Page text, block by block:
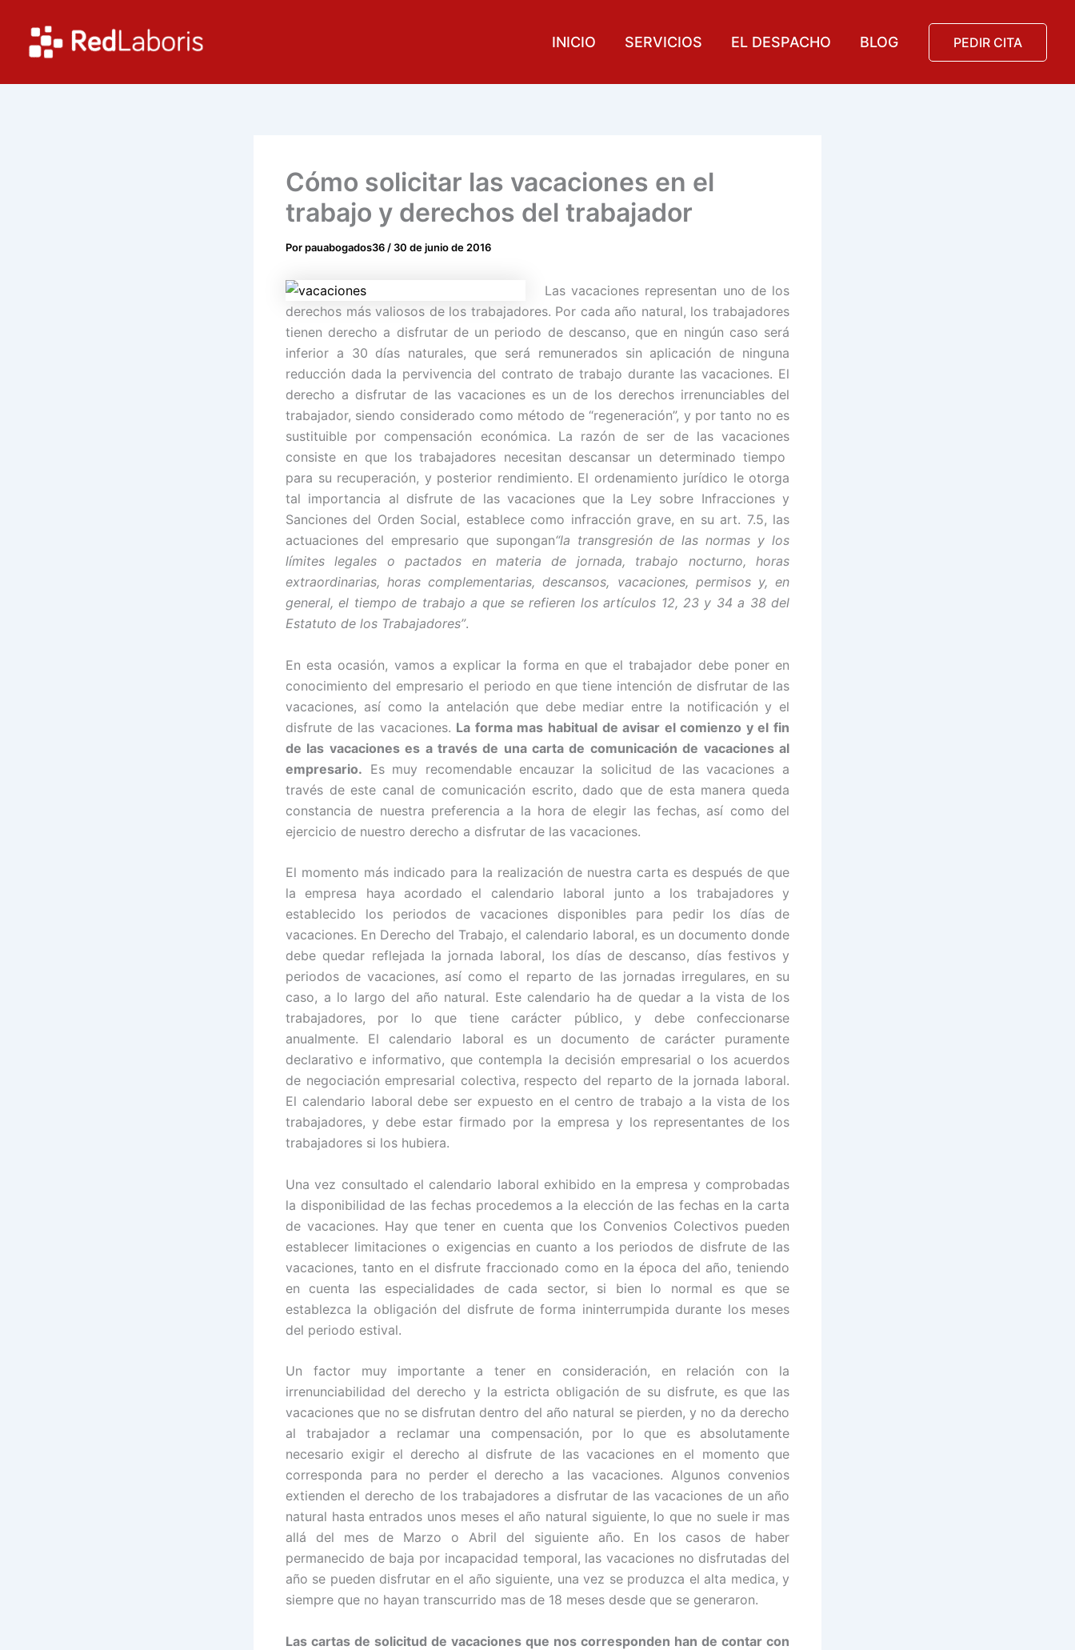
contenido
INICIO SERVICIOS EL DESPACHO BLOG PEDIR CITA
Cómo solicitar las vacaciones en el
trabajo y derechos del trabajador
Porpauabogados36 / 30 de junio de 2016
Las vacaciones representan uno de los
derechos más valiosos de los trabajadores. Por cada año natural, los trabajadores
tienen derecho a disfrutar de un periodo de descanso, que en ningún caso será
inferior a 30 días naturales, que será remunerados sin aplicación de ninguna
reducción dada la pervivencia del contrato de trabajo durante las vacaciones. El
derecho a disfrutar de las vacaciones es un de los derechos irrenunciables del
trabajador, siendo considerado como método de “regeneración”, y por tanto no es
sustituible por compensación económica. La razón de ser de las vacaciones
consiste en que los trabajadores necesitan descansar un determinado tiempo
para su recuperación, y posterior rendimiento. El ordenamiento jurídico le otorga
tal importancia al disfrute de las vacaciones que la Ley sobre Infracciones y
Sanciones del Orden Social, establece como infracción grave, en su art. 7.5, las
actuaciones del empresario que supongan“la transgresión de las normas y los
límites legales o pactados en materia de jornada, trabajo nocturno, horas
extraordinarias, horas complementarias, descansos, vacaciones, permisos y, en
general, el tiempo de trabajo a que se refieren los artículos 12, 23 y 34 a 38 del
Estatuto de los Trabajadores”.
En esta ocasión, vamos a explicar la forma en que el trabajador debe poner en
conocimiento del empresario el periodo en que tiene intención de disfrutar de las
vacaciones, así como la antelación que debe mediar entre la notificación y el
disfrute de las vacaciones. La forma mas habitual de avisar el comienzo y el fin
de las vacaciones es a través de una carta de comunicación de vacaciones al
empresario. Es muy recomendable encauzar la solicitud de las vacaciones a
través de este canal de comunicación escrito, dado que de esta manera queda
constancia de nuestra preferencia a la hora de elegir las fechas, así como del
ejercicio de nuestro derecho a disfrutar de las vacaciones.
El momento más indicado para la realización de nuestra carta es después de que
la empresa haya acordado el calendario laboral junto a los trabajadores y
establecido los periodos de vacaciones disponibles para pedir los días de
vacaciones. En Derecho del Trabajo, el calendario laboral, es un documento donde
debe quedar reflejada la jornada laboral, los días de descanso, días festivos y
periodos de vacaciones, así como el reparto de las jornadas irregulares, en su
caso, a lo largo del año natural. Este calendario ha de quedar a la vista de los
trabajadores, por lo que tiene carácter público, y debe confeccionarse
anualmente. El calendario laboral es un documento de carácter puramente
declarativo e informativo, que contempla la decisión empresarial o los acuerdos
de negociación empresarial colectiva, respecto del reparto de la jornada laboral.
El calendario laboral debe ser expuesto en el centro de trabajo a la vista de los
trabajadores, y debe estar firmado por la empresa y los representantes de los
trabajadores si los hubiera.
Una vez consultado el calendario laboral exhibido en la empresa y comprobadas
la disponibilidad de las fechas procedemos a la elección de las fechas en la carta
de vacaciones. Hay que tener en cuenta que los Convenios Colectivos pueden
establecer limitaciones o exigencias en cuanto a los periodos de disfrute de las
vacaciones, tanto en el disfrute fraccionado como en la época del año, teniendo
en cuenta las especialidades de cada sector, si bien lo normal es que se
establezca la obligación del disfrute de forma ininterrumpida durante los meses
del periodo estival.
Un factor muy importante a tener en consideración, en relación con la
irrenunciabilidad del derecho y la estricta obligación de su disfrute, es que las
vacaciones que no se disfrutan dentro del año natural se pierden, y no da derecho
al trabajador a reclamar una compensación, por lo que es absolutamente
necesario exigir el derecho al disfrute de las vacaciones en el momento que
corresponda para no perder el derecho a las vacaciones. Algunos convenios
extienden el derecho de los trabajadores a disfrutar de las vacaciones de un año
natural hasta entrados unos meses el año natural siguiente, lo que no suele ir mas
allá del mes de Marzo o Abril del siguiente año. En los casos de haber
permanecido de baja por incapacidad temporal, las vacaciones no disfrutadas del
año se pueden disfrutar en el año siguiente, una vez se produzca el alta medica, y
siempre que no hayan transcurrido mas de 18 meses desde que se generaron.
Las cartas de solicitud de vacaciones que nos corresponden han de contar con